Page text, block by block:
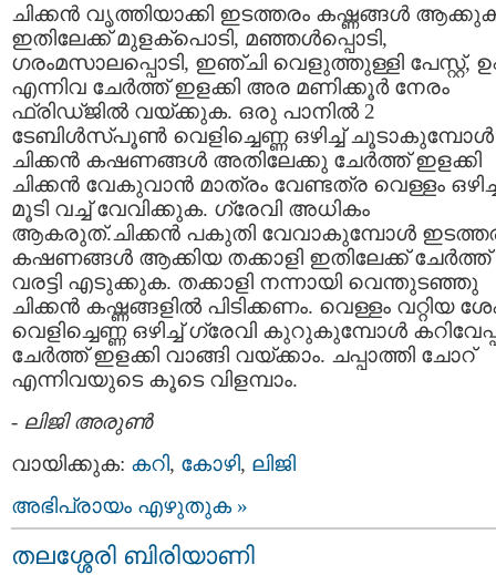
ചിക്കന്‍ വൃത്തിയാക്കി ഇടത്തരം കഷ്ണങ്ങള്‍
ഇതിലേക്ക് മുളക്പൊടി, മഞ്ഞള്‍പ്പൊടി,
ഗരംമസാലപ്പൊടി, ഇഞ്ചി വെളുത്തുള്ളി പേസ്റ്റ്‌,
എന്നിവ ചേര്‍ത്ത് ഇളക്കി അര മണിക്കൂര്‍ നേരം
ഫ്രിഡ്ജില്‍ വയ്ക്കുക. ഒരു പാനില്‍ 2
ടേബിള്‍സ്പൂണ്‍ വെളിച്ചെണ്ണ ഒഴിച്ച് ചൂടാകുമ്പോള്‍
ചിക്കന്‍ കഷണങ്ങള്‍ അതിലേക്കു ചേര്‍ത്ത് ഇളക്കി
ചിക്കന്‍ വേകുവാന്‍ മാത്രം വേണ്ടത്ര വെള്ളം
മൂടി വച്ച് വേവിക്കുക. ഗ്രേവി അധികം
ആകരുത്.ചിക്കന്‍ പകുതി വേവാകുമ്പോള്‍
കഷണങ്ങള്‍ ആക്കിയ തക്കാളി ഇതിലേക്ക് ചേര്‍ത്ത്
വരട്ടി എടുക്കുക. തക്കാളി നന്നായി വെന്തുടഞ്ഞു
ചിക്കന്‍ കഷ്ണങ്ങളില്‍ പിടിക്കണം. വെള്ളം വറ്റിയ
വെളിച്ചെണ്ണ ഒഴിച്ച് ഗ്രേവി കുറുകുമ്പോള്‍
ചേര്‍ത്ത് ഇളക്കി വാങ്ങി വയ്ക്കാം. ചപ്പാത്തി ചോറ്
എന്നിവയുടെ കൂടെ വിളമ്പാം.
- ലിജി അരുണ്‍
വായിക്കുക: കറി, കോഴി, ലിജി
അഭിപ്രായം എഴുതുക »
തലശ്ശേരി ബിരിയാണി